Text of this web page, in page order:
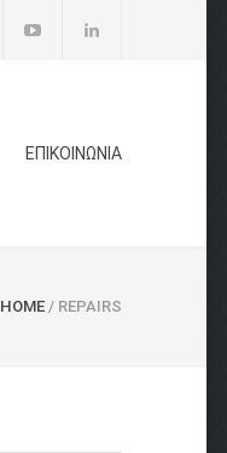
ΕΠΙΚΟΙΝΩΝΙΑ
HOME / REPAIRS